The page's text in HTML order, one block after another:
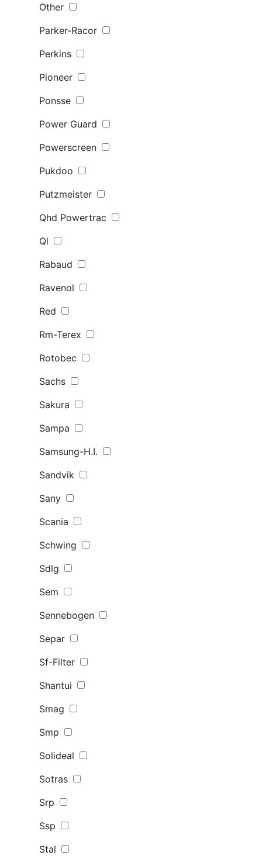
Other
Parker-Racor
Perkins
Pioneer
Ponsse
Power Guard
Powerscreen
Pukdoo
Putzmeister
Qhd Powertrac
Ql
Rabaud
Ravenol
Red
Rm-Terex
Rotobec
Sachs
Sakura
Sampa
Samsung-H.I.
Sandvik
Sany
Scania
Schwing
Sdlg
Sem
Sennebogen
Separ
Sf-Filter
Shantui
Smag
Smp
Solideal
Sotras
Srp
Ssp
Stal